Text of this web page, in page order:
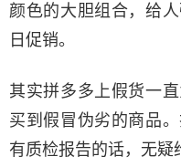
颜色的大胆组合，给
日促销。
其实拼多多上假货一
买到假冒伪劣的商品
有质检报告的话，无疑